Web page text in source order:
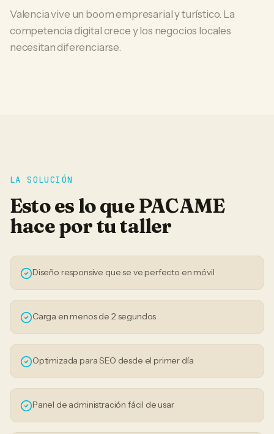
Valencia vive un boom empresarial y turístico. La
competencia digital crece y los negocios locales
necesitan diferenciarse.
LA SOLUCIÓN
Esto es lo que PACAME
hace por tutaller
Diseño responsive que se ve perfecto en móvil
Carga en menos de 2 segundos
Optimizada para SEO desde el primer día
Panel de administración fácil de usar